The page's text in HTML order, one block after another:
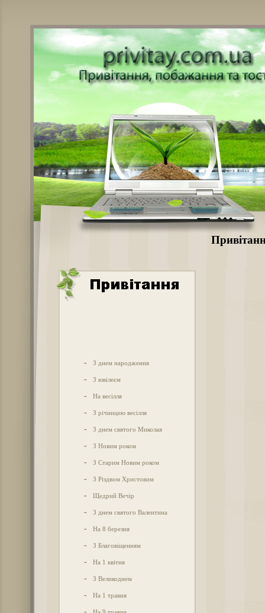
- З днем народження
- З ювілеєм
- На весілля
- З річницею весілля
- З днем святого Миколая
- З Новим роком
- З Старим Новим роком
- З Різдвом Христовим
- Щедрий Вечір
- З днем святого Валентина
- На 8 березня
- З Благовіщенням
- На 1 квітня
- З Великоднем
- На 1 травня